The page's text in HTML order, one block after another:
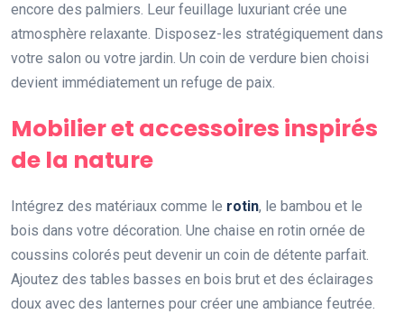
encore des palmiers. Leur feuillage luxuriant crée une
atmosphère relaxante. Disposez-les stratégiquement dans
votre salon ou votre jardin. Un coin de verdure bien choisi
devient immédiatement un refuge de paix.
Mobilier et accessoires inspirés
de la nature
Intégrez des matériaux comme le rotin, le bambou et le
bois dans votre décoration. Une chaise en rotin ornée de
coussins colorés peut devenir un coin de détente parfait.
Ajoutez des tables basses en bois brut et des éclairages
doux avec des lanternes pour créer une ambiance feutrée.